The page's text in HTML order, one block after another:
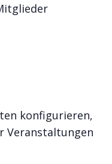
konfigurieren,
Veranstaltungen